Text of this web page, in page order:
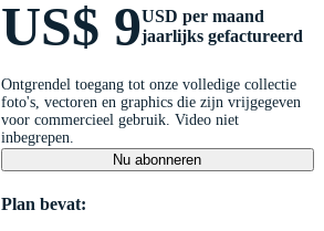
US$ 9USD per maand
jaarlijks gefactureerd
Ontgrendel toegang tot onze volledige collectie
foto's, vectoren en graphics die zijn vrijgegeven
voor commercieel gebruik. Video niet
inbegrepen.
Nu abonneren
Plan bevat: